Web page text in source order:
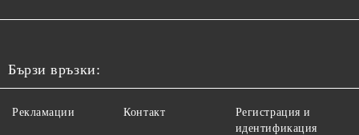
Бързи връзки:
Рекламации Контакт
Регистрация и
идентификация